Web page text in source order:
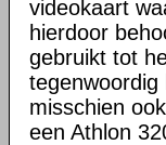
videokaart
hierdoor
gebruikt tot
misschien
een Athlon